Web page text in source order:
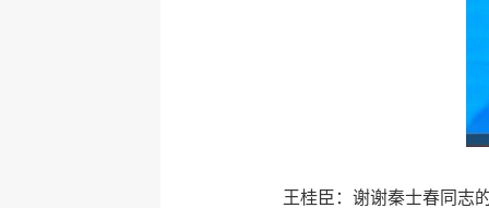
王桂臣：谢谢秦士春同志